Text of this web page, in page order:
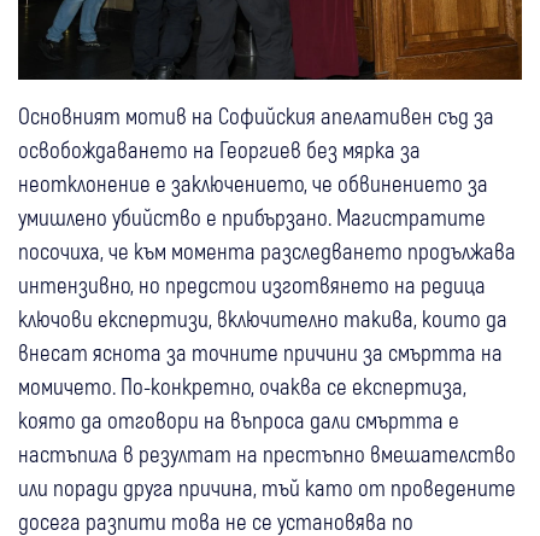
Основният мотив на Софийския апелативен съд за
освобождаването на Георгиев без мярка за
неотклонение е заключението, че обвинението за
умишлено убийство е прибързано. Магистратите
посочиха, че към момента разследването продължава
интензивно, но предстои изготвянето на редица
ключови експертизи, включително такива, които да
внесат яснота за точните причини за смъртта на
момичето. По-конкретно, очаква се експертиза,
която да отговори на въпроса дали смъртта е
настъпила в резултат на престъпно вмешателство
или поради друга причина, тъй като от проведените
досега разпити това не се установява по